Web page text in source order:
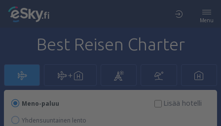
Menu
Best Reisen Charter
Meno-paluu
Yhdensuuntainen lento
Lisää hotelli